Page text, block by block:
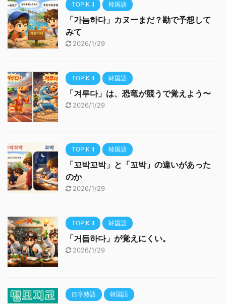
TOPIK II 韓国語
「가늠하다」カヌーまだ？勘で予想して
みて
2026/1/29
TOPIK II 韓国語
「겨루다」は、恐竜が競うで覚えよう〜
2026/1/29
TOPIK II 韓国語
「꼬박꼬박」と「꼬박」の違いがあった
のか
2026/1/29
TOPIK II 韓国語
「거듭하다」が覚えにくい。
2026/1/29
四字熟語 韓国語